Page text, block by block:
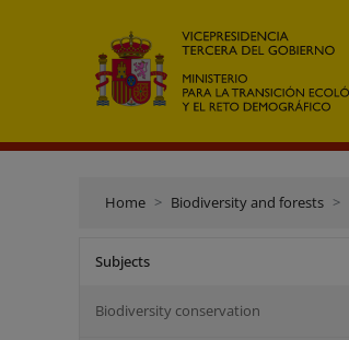
Home Biodiversity and forests
Subjects
Biodiversity conservation